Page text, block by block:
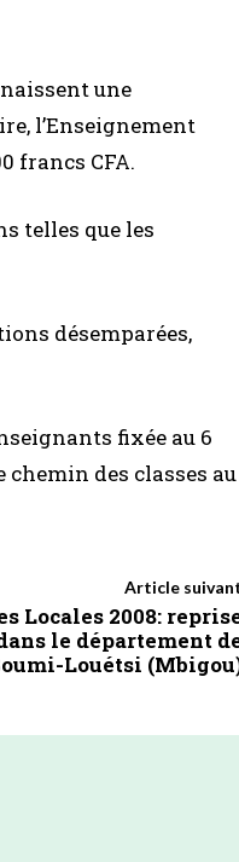
une
l’Enseignement
francs CFA.
telles que les
désemparées,
fixée au 6
des classes au
Article
Locales 2008:
le département
Louétsi